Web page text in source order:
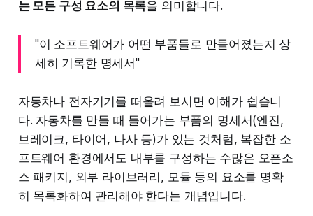
는 모든 구성 요소의 목록을 의미합니다.
"이 소프트웨어가 어떤 부품들로 만들어졌는지 상
세히 기록한 명세서"
자동차나 전자기기를 떠올려 보시면 이해가 쉽습니
다. 자동차를 만들 때 들어가는 부품의 명세서(엔진,
브레이크, 타이어, 나사 등)가 있는 것처럼, 복잡한 소
프트웨어 환경에서도 내부를 구성하는 수많은 오픈소
스 패키지, 외부 라이브러리, 모듈 등의 요소를 명확
히 목록화하여 관리해야 한다는 개념입니다.